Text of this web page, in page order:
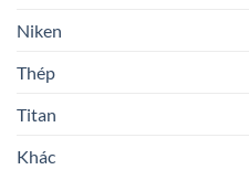
Niken
Thép
Titan
Khác